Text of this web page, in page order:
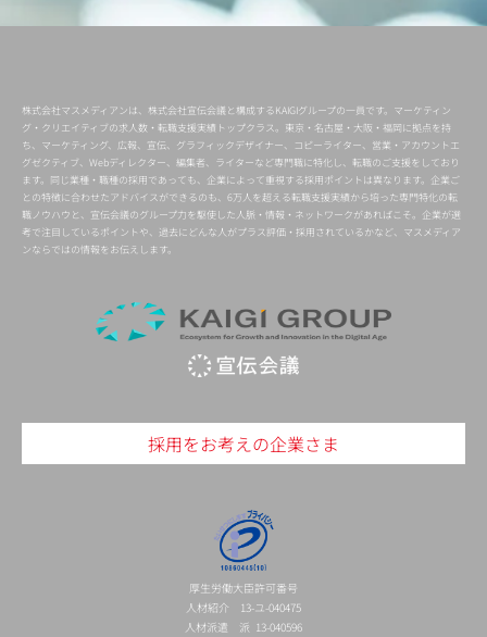
株式会社マスメディアンは、株式会社宣伝会議と構成するKAIGIグループの一員です。マーケティン
グ・クリエイティブの求人数・転職支援実績トップクラス。東京・名古屋・大阪・福岡に拠点を持
ち、マーケティング、広報、宣伝、グラフィックデザイナー、コピーライター、営業・アカウントエ
グゼクティブ、Webディレクター、編集者、ライターなど専門職に特化し、転職のご支援をしており
ます。同じ業種・職種の採用であっても、企業によって重視する採用ポイントは異なります。企業ご
との特徴に合わせたアドバイスができるのも、6万人を超える転職支援実績から培った専門特化の転
職ノウハウと、宣伝会議のグループ力を駆使した人脈・情報・ネットワークがあればこそ。企業が選
考で注目しているポイントや、過去にどんな人がプラス評価・採用されているかなど、マスメディア
ンならではの情報をお伝えします。
採用をお考えの企業さま
厚生労働大臣許可番号
人材紹介 13-ユ-040475
人材派遣 派 13-040596